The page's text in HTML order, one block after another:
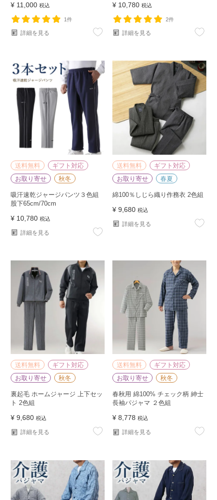
¥ 11,000 税込
1件
詳細を見る
¥ 10,780 税込
2件
詳細を見る
送料無料
ギフト対応
お取り寄せ
秋冬
吸汗速乾ジャージパンツ３色組
股下65cm/70cm
¥ 10,780 税込
詳細を見る
送料無料
ギフト対応
お取り寄せ
春夏
綿100％しじら織り作務衣 2色組
¥ 9,680 税込
詳細を見る
送料無料
ギフト対応
お取り寄せ
秋冬
裏起毛 ホームジャージ 上下セッ
ト 2色組
¥ 9,680 税込
詳細を見る
送料無料
ギフト対応
お取り寄せ
秋冬
春秋用 綿100% チェック柄 紳士
長袖パジャマ ２色組
¥ 8,778 税込
詳細を見る